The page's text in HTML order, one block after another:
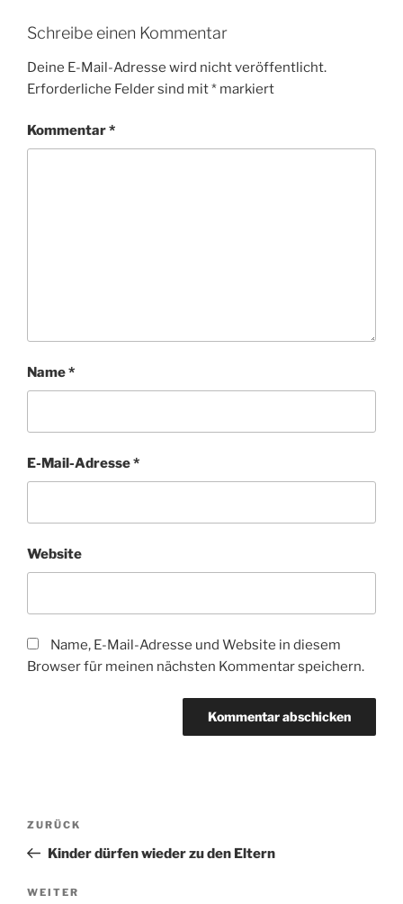
Schreibe einen Kommentar
Deine E-Mail-Adresse wird nicht veröffentlicht.
Erforderliche Felder sind mit* markiert
Kommentar*
Name*
E-Mail-Adresse*
Website
Name, E-Mail-Adresse und Website in diesem
Browser für meinen nächsten Kommentar speichern.
Beitragsnavigation
Vorheriger
Beitrag
ZURÜCK
Kinder dürfen wieder zu den Eltern
Nächster
WEITER